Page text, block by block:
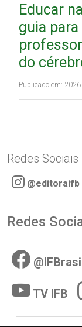
Educar
guia
do
Publicado em: 2026
Redes Sociais
@editoraifb
Redes
TV IFB